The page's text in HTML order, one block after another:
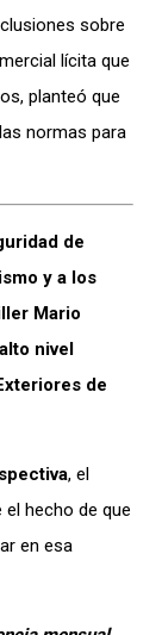
sobre
lícita que
planteó que
normas para
de
y a los
Mario
nivel
de
, el
hecho de que
en esa